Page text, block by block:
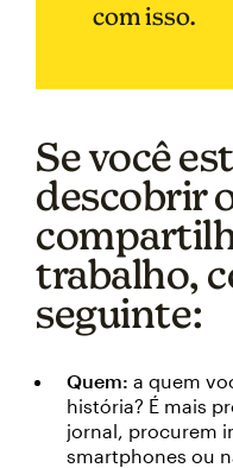
com isso.
Se você
descobrir
trabalho,
seguinte:
Quem: a quem
história? É mais
jornal, procurem
smartphones ou